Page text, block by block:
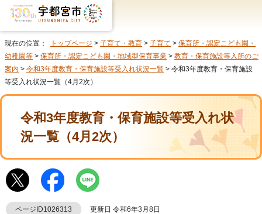
現在の位置： トップページ > 子育て・教育 > 子育て > 保育所・認定こども園・
幼稚園等 > 保育所・認定こども園・地域型保育事業 > 教育・保育施設等入所のご
案内 > 令和3年度教育・保育施設等受入れ状況一覧 > 令和3年度教育・保育施設
等受入れ状況一覧（4月2次）
令和3年度教育・保育施設等受入れ状
況一覧（4月2次）
ページID1026313 更新日 令和6年3月8日